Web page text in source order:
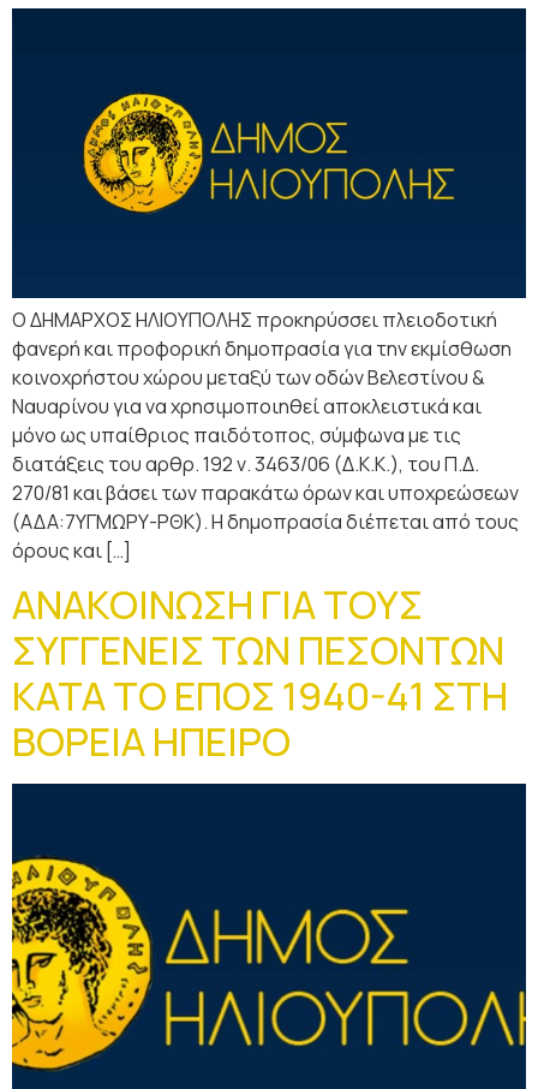
Ο ΔΗΜΑΡΧΟΣ ΗΛΙΟΥΠΟΛΗΣ προκηρύσσει πλειοδοτική
φανερή και προφορική δημοπρασία για την εκμίσθωση
κοινοχρήστου χώρου μεταξύ των οδών Βελεστίνου &
Ναυαρίνου για να χρησιμοποιηθεί αποκλειστικά και
μόνο ως υπαίθριος παιδότοπος, σύμφωνα με τις
διατάξεις του αρθρ. 192 ν. 3463/06 (Δ.Κ.Κ.), του Π.Δ.
270/81 και βάσει των παρακάτω όρων και υποχρεώσεων
(ΑΔΑ:7ΥΓΜΩΡΥ-ΡΘΚ). Η δημοπρασία διέπεται από τους
όρους και […]
ΑΝΑΚΟΙΝΩΣΗ ΓΙΑ ΤΟΥΣ
ΣΥΓΓΕΝΕΙΣ ΤΩΝ ΠΕΣΟΝΤΩΝ
ΚΑΤΑ ΤΟ ΕΠΟΣ 1940-41 ΣΤΗ
ΒΟΡΕΙΑ ΗΠΕΙΡΟ